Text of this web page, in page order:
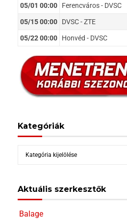
05/01 00:00 Ferencváros - DVSC
05/15 00:00 DVSC - ZTE
05/22 00:00 Honvéd - DVSC
Kategóriák
Kategóriák
Aktuális szerkesztők
Balage